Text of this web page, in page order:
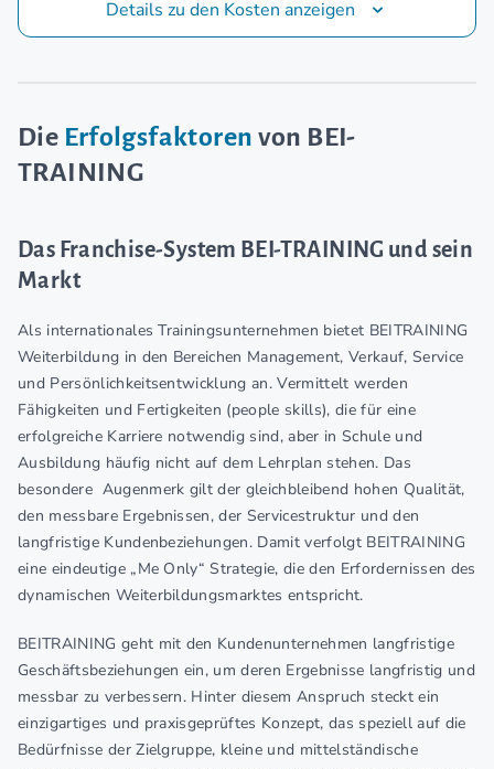
Details zu den Kosten anzeigen
Die Erfolgsfaktoren von BEI-
TRAINING
Das Franchise-System BEI-TRAINING und sein
Markt
Als internationales Trainingsunternehmen bietet BEITRAINING
Weiterbildung in den Bereichen Management, Verkauf, Service
und Persönlichkeitsentwicklung an. Vermittelt werden
Fähigkeiten und Fertigkeiten (people skills), die für eine
erfolgreiche Karriere notwendig sind, aber in Schule und
Ausbildung häufig nicht auf dem Lehrplan stehen. Das
besondere Augenmerk gilt der gleichbleibend hohen Qualität,
den messbare Ergebnissen, der Servicestruktur und den
langfristige Kundenbeziehungen. Damit verfolgt BEITRAINING
eine eindeutige „Me Only“ Strategie, die den Erfordernissen des
dynamischen Weiterbildungsmarktes entspricht.
BEITRAINING geht mit den Kundenunternehmen langfristige
Geschäftsbeziehungen ein, um deren Ergebnisse langfristig und
messbar zu verbessern. Hinter diesem Anspruch steckt ein
einzigartiges und praxisgeprüftes Konzept, das speziell auf die
Bedürfnisse der Zielgruppe, kleine und mittelständische